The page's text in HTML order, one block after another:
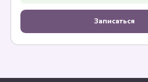
Записаться